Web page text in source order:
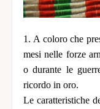
1. A coloro che
mesi nelle forze
o durante le
ricordo in oro.
Le caratteristiche